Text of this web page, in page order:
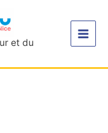
et du